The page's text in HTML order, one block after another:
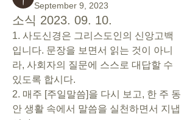
September 9, 2023
소식 2023. 09. 10.
1. 사도신경은 그리스도인의 신앙고백
입니다. 문장을 보면서 읽는 것이 아니
라, 사회자의 질문에 스스로 대답할 수
있도록 합시다.
2. 매주 [주일말씀]을 다시 보고, 한 주 동
안 생활 속에서 말씀을 실천하면서 지냅